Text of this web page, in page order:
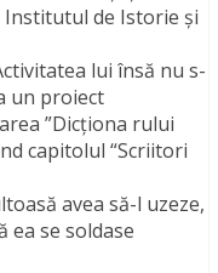
Institutul de Istorie şi
lui însă nu s-
un proiect
”Dicţiona rului
capitolul “Scriitori
avea să-l uzeze,
ea se soldase